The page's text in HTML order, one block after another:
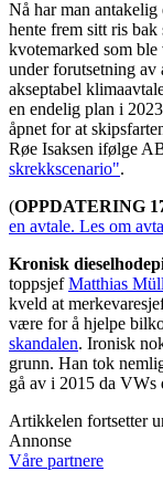
Nå har man
hente frem sitt ris
kvotemarked som
under forutsetning
akseptabel
en endelig plan i
åpnet for at
Røe Isaksen ifølge
skrekkscenario".
(OPPDATERING
en avtale. Les om
Kronisk
toppsjefMatthias
kveld at
være for å hjelpe
skandalen. Ironisk
grunn. Han tok
gå av i 2015 da VWs
Artikkelen fortsetter
Annonse
Våre partnere